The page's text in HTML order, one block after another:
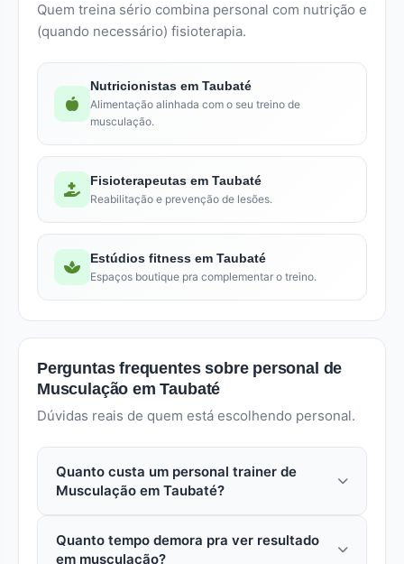
Quem treina sério combina personal com nutrição e
(quando necessário) fisioterapia.
Nutricionistas em Taubaté
Alimentação alinhada com o seu treino de
musculação.
Fisioterapeutas em Taubaté
Reabilitação e prevenção de lesões.
Estúdios fitness em Taubaté
Espaços boutique pra complementar o treino.
Perguntas frequentes sobre personal de
Musculação em Taubaté
Dúvidas reais de quem está escolhendo personal.
Quanto custa um personal trainer de
Musculação em Taubaté?
com personal especializado em musculação
Quanto tempo demora pra ver resultado
em musculação?